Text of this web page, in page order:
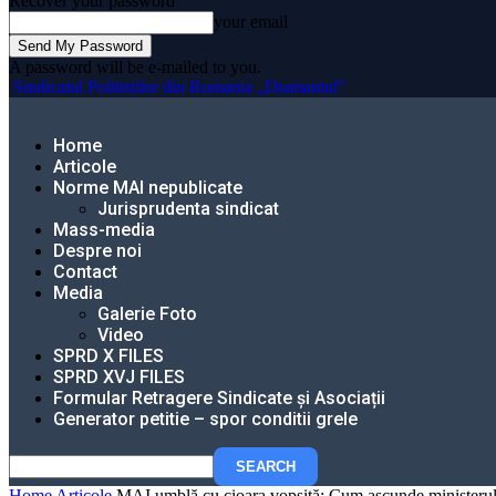
your email
A password will be e-mailed to you.
Sindicatul Politistilor din Romania „Diamantul”
Home
Articole
Norme MAI nepublicate
Jurisprudenta sindicat
Mass-media
Despre noi
Contact
Media
Galerie Foto
Video
SPRD X FILES
SPRD XVJ FILES
Formular Retragere Sindicate și Asociații
Generator petitie – spor conditii grele